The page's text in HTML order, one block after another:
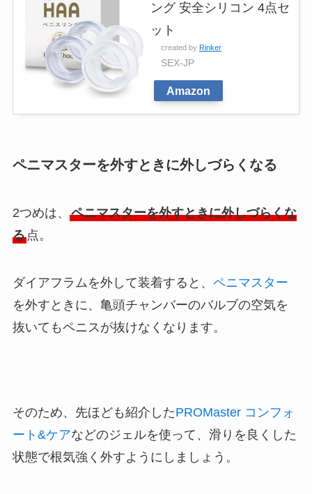
ング 安全シリコン 4点セ
ット
created by Rinker
SEX-JP
Amazon
ペニマスターを外すときに外しづらくなる
2つめは、 ペニマスターを外すときに外しづらくな
る点。
ダイアフラムを外して装着すると、 ペニマスター
を外すときに、亀頭チャンバーのバルブの空気を
抜いてもペニスが抜けなくなります。
そのため、先ほども紹介したPROMaster コンフォ
ート&ケアなどのジェルを使って、滑りを良くした
状態で根気強く外すようにしましょう。